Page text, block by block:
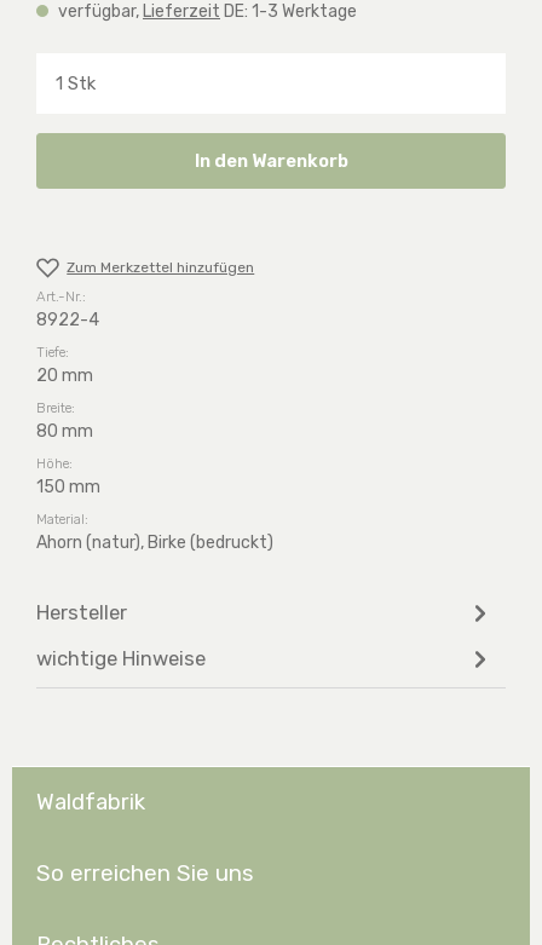
verfügbar, Lieferzeit DE: 1-3 Werktage
In den Warenkorb
Zum Merkzettel hinzufügen
Art.-Nr.:
8922-4
Tiefe:
20 mm
Breite:
80 mm
Höhe:
150 mm
Material:
Ahorn (natur), Birke (bedruckt)
Hersteller
wichtige Hinweise
Waldfabrik
So erreichen Sie uns